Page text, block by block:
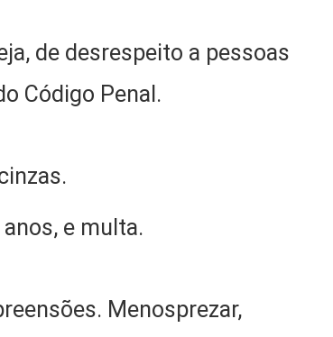
de desrespeito a pessoas
Código Penal.
e multa.
Menosprezar,